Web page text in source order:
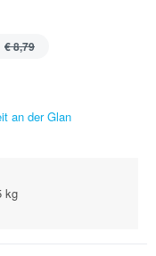
€ 8,79
an der Glan
kg